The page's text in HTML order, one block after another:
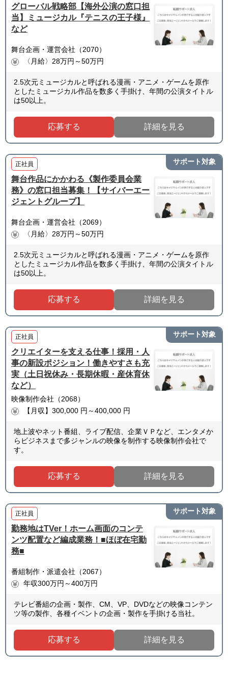
グローバル戦略部【海外公演の窓口担
当】ミュージカル『テニスの王子様』
など
舞台企画・運営会社（2070）
〈月給〉28万円～50万円
2.5次元ミュージカルと呼ばれる漫画・アニメ・ゲームを原作
としたミュージカル作品を数多く手掛け、年間の公演タイトル
は50以上。
応募する 詳細を見る
サポート対象
正社員
舞台作品にかかわる《製作委員会業
務》の窓口担当募集！【サイバーエー
ジェントグループ】
舞台企画・運営会社（2069）
〈月給〉28万円～50万円
2.5次元ミュージカルと呼ばれる漫画・アニメ・ゲームを原作
としたミュージカル作品を数多く手掛け、年間の公演タイトル
は50以上。
応募する 詳細を見る
サポート対象
正社員
クリエイターを支える仕事！採用・人
事の新設ポジション！働きやすさも充
実（土日祝休み・長期休暇・産休育休
など）
映像制作会社（2068）
【月収】300,000 円～400,000 円
地上波やネット番組、ライブ配信、企業ＶＰなど、エンタメか
らビジネスまで多ジャンルの映像を制作する映像制作会社で
す。
応募する 詳細を見る
サポート対象
正社員
勤務地はTVer！ホーム画面のコンテ
ンツ配置など編成業務！■ほぼ在宅勤
務■
番組制作・派遣会社（2067）
年収300万円～400万円
テレビ番組の企画・製作、CM、VP、DVDなどの映像コンテン
ツ等の製作、各種イベントの企画・製作を手掛ける当社。
応募する 詳細を見る